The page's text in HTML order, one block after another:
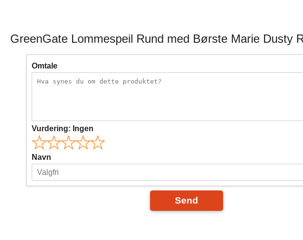
GreenGate Lommespeil Rund med Børste Marie Dusty
Omtale
Vurdering: Ingen
Navn
Send